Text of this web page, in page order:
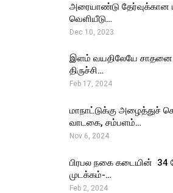
அரையாண்டு
வெளியீடு…
Dec 10, 2023
இளம் வயதிலேயே சாதனை
திருச்சி…
Feb 17, 2024
மாநாட்டுக்கு அழைத்துச்
வாடகை, சம்பளம்…
Nov 6, 2024
பிரபல நகை கடையின் ₹
முடக்கம்-…
Feb 2, 2024